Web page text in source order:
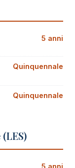
5 anni
Quinquennale
Quinquennale
5 anni